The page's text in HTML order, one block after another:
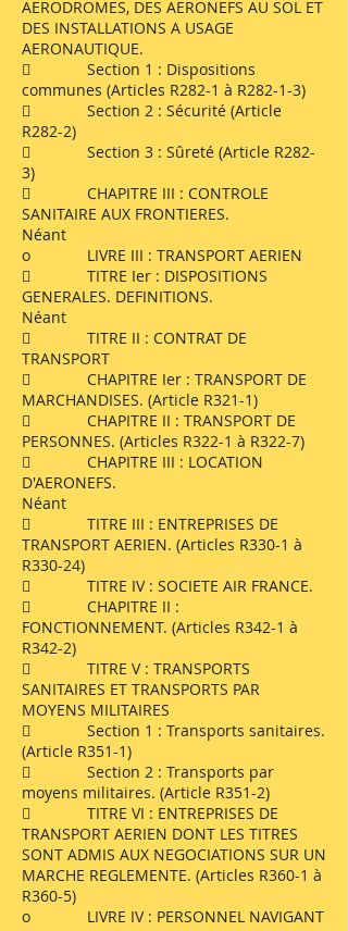
AERODROMES, DES AERONEFS AU SOL ET
DES INSTALLATIONS A USAGE
AERONAUTIQUE.
 Section 1 : Dispositions
communes (Articles R282-1 à R282-1-3)
 Section 2 : Sécurité (Article
R282-2)
 Section 3 : Sûreté (Article R282-
3)
 CHAPITRE III : CONTROLE
SANITAIRE AUX FRONTIERES.
Néant
o LIVRE III : TRANSPORT AERIEN
 TITRE Ier : DISPOSITIONS
GENERALES. DEFINITIONS.
Néant
 TITRE II : CONTRAT DE
TRANSPORT
 CHAPITRE Ier : TRANSPORT DE
MARCHANDISES. (Article R321-1)
 CHAPITRE II : TRANSPORT DE
PERSONNES. (Articles R322-1 à R322-7)
 CHAPITRE III : LOCATION
D'AERONEFS.
Néant
 TITRE III : ENTREPRISES DE
TRANSPORT AERIEN. (Articles R330-1 à
R330-24)
 TITRE IV : SOCIETE AIR FRANCE.
 CHAPITRE II :
FONCTIONNEMENT. (Articles R342-1 à
R342-2)
 TITRE V : TRANSPORTS
SANITAIRES ET TRANSPORTS PAR
MOYENS MILITAIRES
 Section 1 : Transports sanitaires.
(Article R351-1)
 Section 2 : Transports par
moyens militaires. (Article R351-2)
 TITRE VI : ENTREPRISES DE
TRANSPORT AERIEN DONT LES TITRES
SONT ADMIS AUX NEGOCIATIONS SUR UN
MARCHE REGLEMENTE. (Articles R360-1 à
R360-5)
o LIVRE IV : PERSONNEL NAVIGANT